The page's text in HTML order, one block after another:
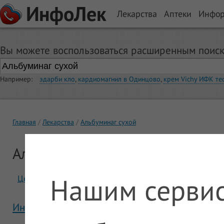
ИнфоЛек Лекарства Аптеки
Вы можете воспользоваться расширенным
Например: эдарби кло, кардиомагнил в Одинцово, крем Vichy ИФК
Главная Лекарства Альбуминаг сухой
Альбуминаг сухой
Цены Отзывы
Инструкция Альбуминаг сухой
Нашим